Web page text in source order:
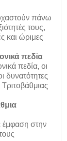
πάνω
τους,
και ώριμες
πεδία
πεδία, οι
δυνατότητες
έμφαση στην